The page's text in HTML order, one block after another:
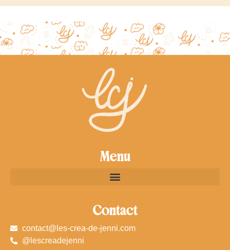
Menu
Contact
contact@les-crea-de-jenni.com
@lescreadejenni